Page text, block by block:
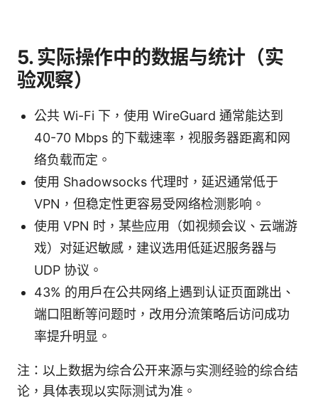
5. 实际操作中的数据与统计（实
验观察）
公共 Wi-Fi 下，使用 WireGuard 通常能达到
40-70 Mbps 的下载速率，视服务器距离和网
络负载而定。
使用 Shadowsocks 代理时，延迟通常低于
VPN，但稳定性更容易受网络检测影响。
使用 VPN 时，某些应用（如视频会议、云端游
戏）对延迟敏感，建议选用低延迟服务器与
UDP 协议。
43% 的用户在公共网络上遇到认证页面跳出、
端口阻断等问题时，改用分流策略后访问成功
率提升明显。
注：以上数据为综合公开来源与实测经验的综合结
论，具体表现以实际测试为准。